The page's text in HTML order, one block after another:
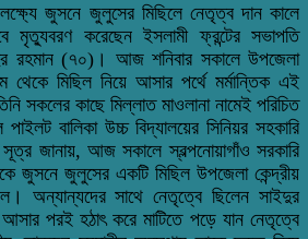
জুসনে জুলুসের মিছিলে নেতৃত্ব দান কালে
মৃত্যুবরণ করেছেন ইসলামী ফ্রন্টের সভাপতি
রহমান (৭০)। আজ শনিবার সকালে উপজেলা
থেকে মিছিল নিয়ে আসার পর্থে মর্মান্তিক এই
সকলের কাছে মিল্লাত মাওলানা নামেই পরিচিত
বালিকা উচ্চ বিদ্যালয়ের সিনিয়র সহকারি
সূত্র জানায়, আজ সকালে স্বল্পনোয়াগাঁও সরকারি
জুসনে জুলুসের একটি মিছিল উপজেলা কেন্দ্রীয়
অন্যান্যদের সাথে নেতৃত্বে ছিলেন সাইদুর
পরই হঠাৎ করে মাটিতে পড়ে যান নেতৃত্বে